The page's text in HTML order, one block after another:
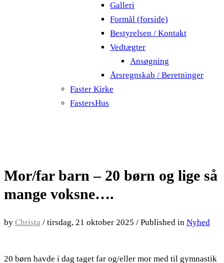
Galleri
Formål (forside)
Bestyrelsen / Kontakt
Vedtægter
Ansøgning
Årsregnskab / Beretninger
Faster Kirke
FastersHus
Mor/far barn – 20 børn og lige så
mange voksne….
by Christa / tirsdag, 21 oktober 2025 / Published in Nyhed
20 børn havde i dag taget far og/eller mor med til gymnastik